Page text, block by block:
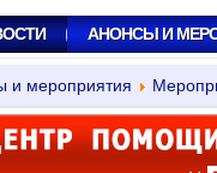
АНОНСЫ И
и мероприятия